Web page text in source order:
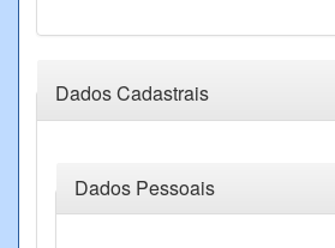
Dados Cadastrais
Ocultar
Dados Pessoais